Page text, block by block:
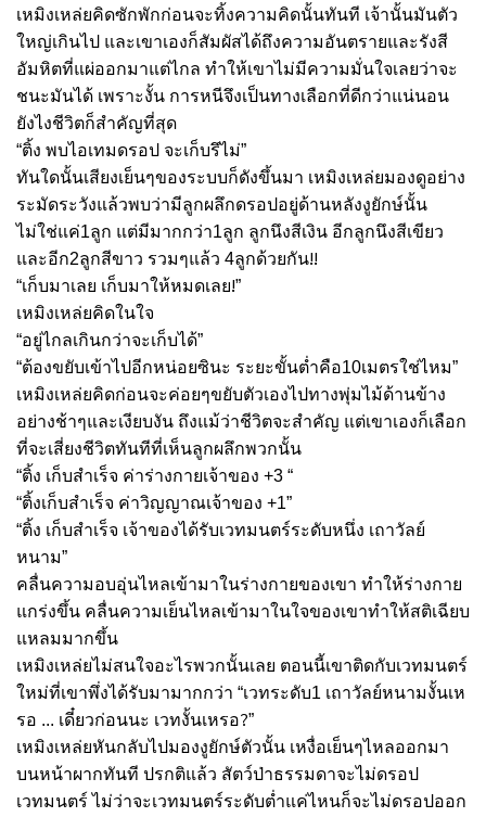
เหมิงเหล่ยคิดซักพักก่อนจะทิ้งความคิดนั้นทันที เจ้านั้นมันตัว
ใหญ่เกินไป และเขาเองก็สัมผัสได้ถึงความอันตรายและรังสี
อัมหิตที่แผ่ออกมาแต่ไกล ทำให้เขาไม่มีความมั่นใจเลยว่าจะ
ชนะมันได้ เพราะงั้น การหนีจึงเป็นทางเลือกที่ดีกว่าแน่นอน
ยังไงชีวิตก็สำคัญที่สุด
“ติ้ง พบไอเทมดรอป จะเก็บรึไม่”
ทันใดนั้นเสียงเย็นๆของระบบก็ดังขึ้นมา เหมิงเหล่ยมองดูอย่าง
ระมัดระวังแล้วพบว่ามีลูกผลึกดรอปอยู่ด้านหลังงูยักษ์นั้น
ไม่ใช่แค่1ลูก แต่มีมากกว่า1ลูก ลูกนึงสีเงิน อีกลูกนึงสีเขียว
และอีก2ลูกสีขาว รวมๆแล้ว 4ลูกด้วยกัน!!
“เก็บมาเลย เก็บมาให้หมดเลย!”
เหมิงเหล่ยคิดในใจ
“อยู่ไกลเกินกว่าจะเก็บได้”
“ต้องขยับเข้าไปอีกหน่อยซินะ ระยะขั้นต่ำคือ10เมตรใช่ไหม”
เหมิงเหล่ยคิดก่อนจะค่อยๆขยับตัวเองไปทางพุ่มไม้ด้านข้าง
อย่างช้าๆและเงียบงัน ถึงแม้ว่าชีวิตจะสำคัญ แต่เขาเองก็เลือก
ที่จะเสี่ยงชีวิตทันทีที่เห็นลูกผลึกพวกนั้น
“ติ้ง เก็บสำเร็จ ค่าร่างกายเจ้าของ +3 “
“ติ้งเก็บสำเร็จ ค่าวิญญาณเจ้าของ +1”
“ติ้ง เก็บสำเร็จ เจ้าของได้รับเวทมนตร์ระดับหนึ่ง เถาวัลย์
หนาม”
คลื่นความอบอุ่นไหลเข้ามาในร่างกายของเขา ทำให้ร่างกาย
แกร่งขึ้น คลื่นความเย็นไหลเข้ามาในใจของเขาทำให้สติเฉียบ
แหลมมากขึ้น
เหมิงเหล่ยไม่สนใจอะไรพวกนั้นเลย ตอนนี้เขาติดกับเวทมนตร์
ใหม่ที่เขาพึ่งได้รับมามากกว่า “เวทระดับ1 เถาวัลย์หนามงั้นเห
รอ ... เดี๋ยวก่อนนะ เวทงั้นเหรอ?”
เหมิงเหล่ยหันกลับไปมองงูยักษ์ตัวนั้น เหงื่อเย็นๆไหลออกมา
บนหน้าผากทันที ปรกติแล้ว สัตว์ป่าธรรมดาจะไม่ดรอป
เวทมนตร์ ไม่ว่าจะเวทมนตร์ระดับต่ำแค่ไหนก็จะไม่ดรอปออก